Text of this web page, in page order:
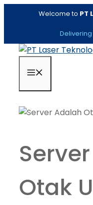
Welcome to PT
Otak